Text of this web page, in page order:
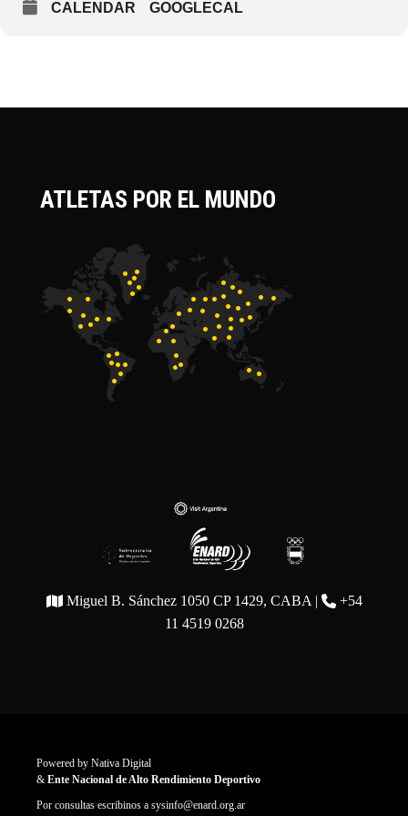
CALENDAR GOOGLECAL
ATLETAS POR EL MUNDO
Miguel B. Sánchez 1050 CP 1429, CABA |
+54
11 4519 0268
Powered by Nativa Digital
& Ente Nacional de Alto Rendimiento Deportivo
Por consultas escribinos a sysinfo@enard.org.ar